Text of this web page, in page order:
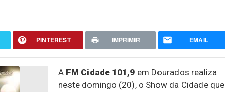
PINTEREST IMPRIMIR EMAIL
A FM Cidade 101,9 em Dourados realiza
neste domingo (20), o Show da Cidade que